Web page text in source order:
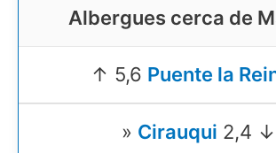
Albergues cerca de
↑ 5,6 Puente la
» Cirauqui 2,4 ↓